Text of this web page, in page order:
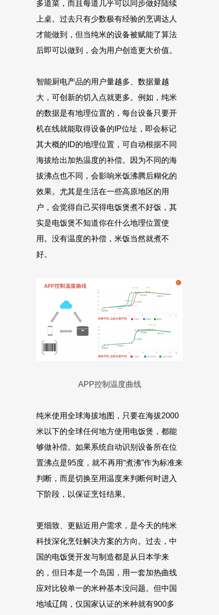
多道菜，而且每道几乎可以同步做好陆续
上桌。过去只有少数极有经验的烹调达人
才能做到，但当纯米的设备被赋能了算法
后即可以做到，会为用户创造更大价值。
智能厨电产品的用户量越多、数据量越
大，可创新的切入点就更多。例如，纯米
的数据是有地理位置的，每台设备只要开
机在线就能取得设备的IP位址，即会标记
其大概的ID的地理位置，可自动根据不同
海拔给出加热温度的补偿。因为不同的海
拔沸点也不同，会影响米饭沸腾后糊化的
效果。尤其是生活在一些高原地区的用
户，会觉得自己买得电饭煲煮不好饭，其
实是电饭煲不知道你在什么地理位置使
用。没有温度的补偿，米饭当然就煮不
好。
APP控制温度曲线
纯米使用全球海拔地图，只要在海拔2000
米以下的全球任何地方使用电饭煲，都能
够做补偿。如果系统自动识别设备所在位
置沸点是95度，就不再用“煮沸”作为标准来
判断，而是切换至用温度来判断何时进入
下阶段，以保证烹饪结果。
更细致、更贴近用户需求，是今天的纯米
科技深化烹饪解决方案的方向。过去，中
国的电饭煲开发与制造都是从日本学来
的，但日本是一个岛国，用一套加热曲线
应对比较单一的米种基本没问题。但中国
地域辽阔，仅国家认证的米种就有900多